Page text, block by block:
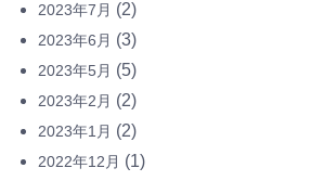
2023年7月 (2)
2023年6月 (3)
2023年5月 (5)
2023年2月 (2)
2023年1月 (2)
2022年12月 (1)